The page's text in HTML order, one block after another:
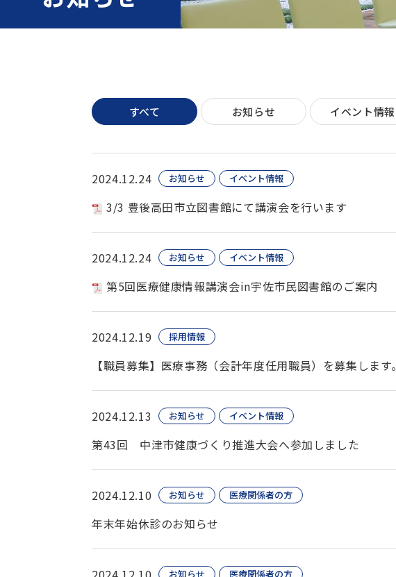
すべて お知らせ イベント情報
2024.12.24 お知らせ イベント情報
3/3 豊後高田市立図書館にて講演会を行います
2024.12.24 お知らせ イベント情報
第5回医療健康情報講演会in宇佐市民図書館のご案内
2024.12.19 採用情報
【職員募集】医療事務（会計年度任用職員）を募集します。
2024.12.13 お知らせ イベント情報
第43回 中津市健康づくり推進大会へ参加しました
2024.12.10 お知らせ 医療関係者の方
年末年始休診のお知らせ
お知らせ 医療関係者の方